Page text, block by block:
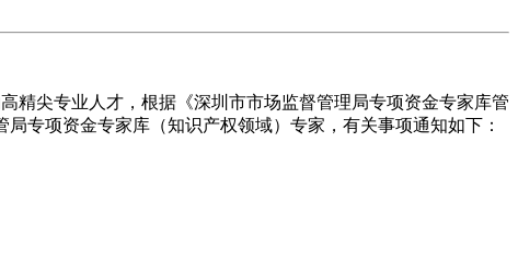
精尖专业人才，根据《深圳市市场监督管理局专项资金专家库管
专项资金专家库（知识产权领域）专家，有关事项通知如下：